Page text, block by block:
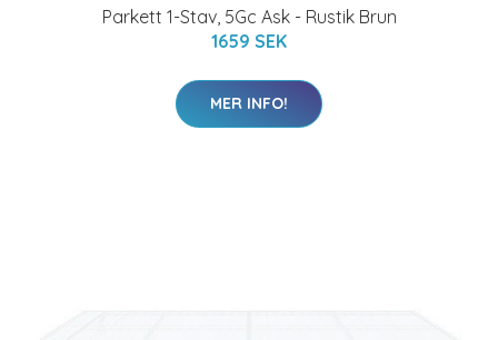
Parkett 1-Stav, 5Gc Ask - Rustik Brun
1659 SEK
MER INFO!